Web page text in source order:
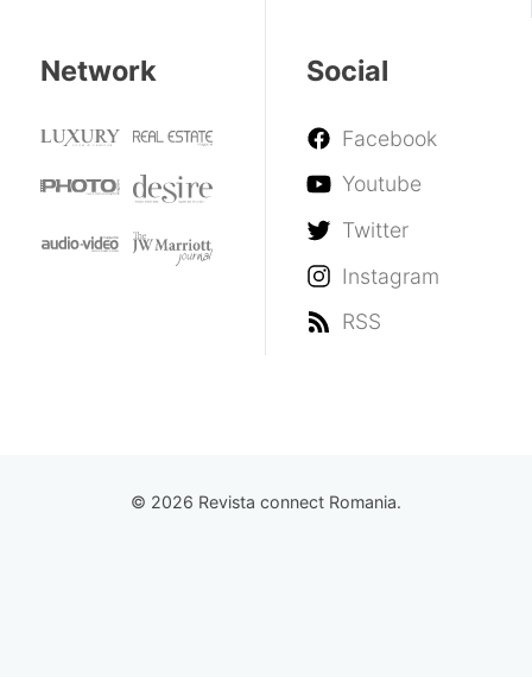
Network Social
Facebook
Youtube
Twitter
Instagram
RSS
© 2026 Revista connect Romania.